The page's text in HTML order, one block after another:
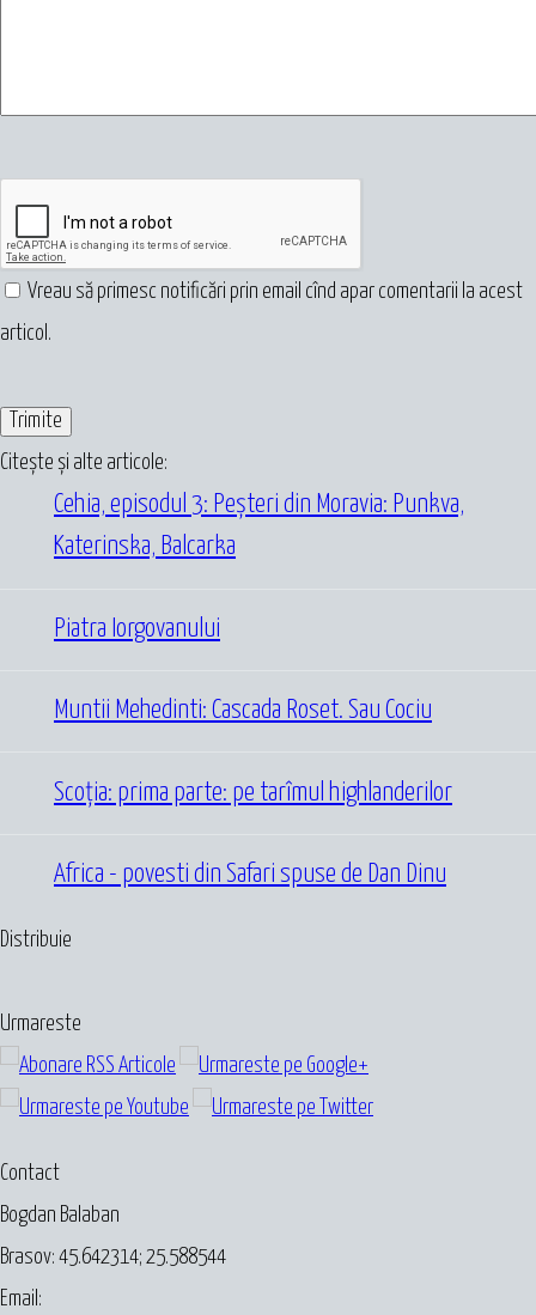
Vreau să primesc notificări prin email cînd apar comentarii la acest
articol.
Citește și alte articole:
Cehia, episodul 3: Peșteri din Moravia: Punkva,
Katerinska, Balcarka
Piatra Iorgovanului
Muntii Mehedinti: Cascada Roset. Sau Cociu
Scoția: prima parte: pe tarîmul highlanderilor
Africa - povesti din Safari spuse de Dan Dinu
Distribuie
Urmareste
Contact
Bogdan Balaban
Brasov: 45.642314; 25.588544
Email: